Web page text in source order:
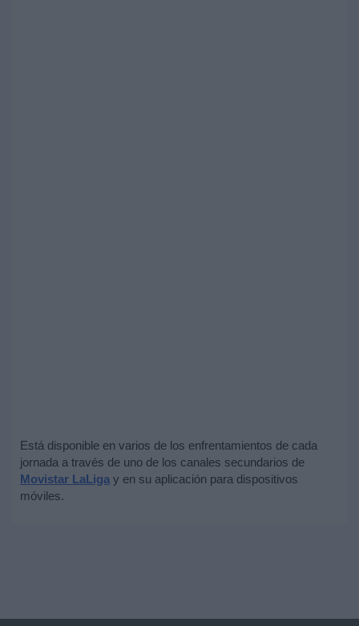
Está disponible en varios de los enfrentamientos de cada
jornada a través de uno de los canales secundarios de
Movistar LaLiga y en su aplicación para dispositivos
móviles.